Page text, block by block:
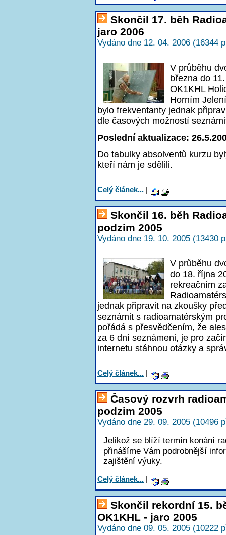
Skončil 17. běh
jaro 2006
Vydáno dne 12. 04. 2006 (16344
V průběhu
března do
OK1KHL
Horním
bylo frekventanty jednak
dle časových možností
Poslední aktualizace:
Do tabulky absolventů kurzu
kteří nám je sdělili.
Celý článek... |
Skončil 16. běh
podzim 2005
Vydáno dne 19. 10. 2005 (13430
V průběhu
do 18. října
rekreačním
jednak připravit na zkoušky
seznámit s radioamatérským
pořádá s přesvědčením, že
za 6 dní seznámeni, je pro
internetu stáhnou otázky a
Celý článek... |
Časový rozvrh
podzim 2005
Vydáno dne 29. 09. 2005 (10496
Jelikož se blíží termín konání
přinášíme Vám podrobnější
zajištění výuky.
Celý článek... |
Skončil rekordní 15.
OK1KHL - jaro 2005
Vydáno dne 09. 05. 2005 (10222